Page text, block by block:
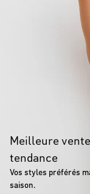
Meilleure
tendance
Vos styles préférés
saison.